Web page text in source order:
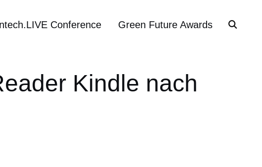
Conference Green Future Awards
Kindle nach